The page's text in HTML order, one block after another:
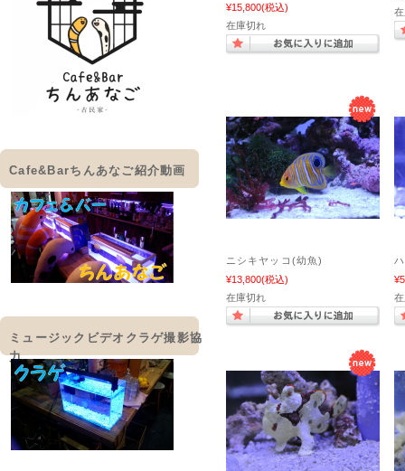
¥15,800(税込)
在庫切れ
ニシキヤッコ(幼魚)
¥13,800(税込)
在庫切れ
Cafe&Barちんあなご紹介動画
ミュージックビデオクラゲ撮影協
力